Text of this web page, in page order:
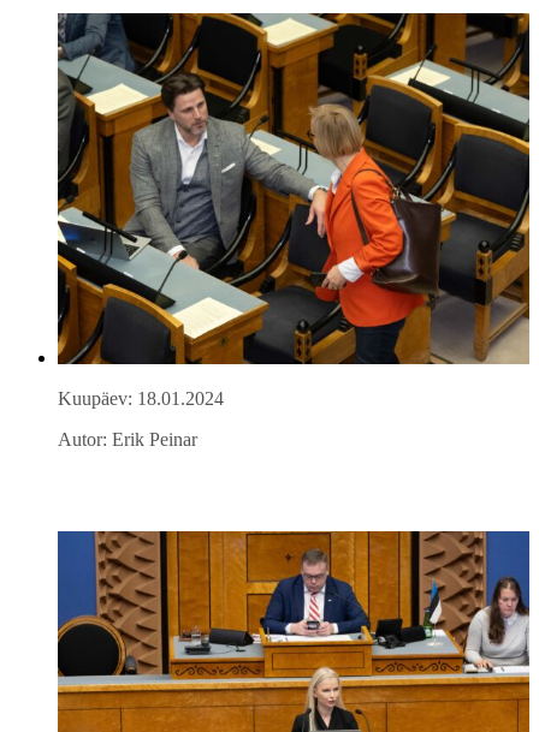
Kuupäev: 18.01.2024
Autor: Erik Peinar